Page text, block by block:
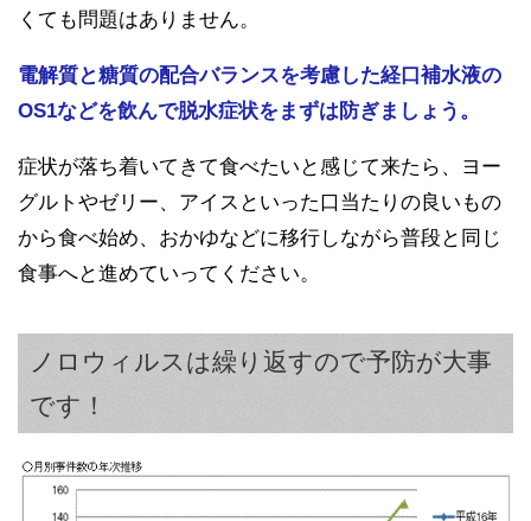
くても問題はありません。
電解質と糖質の配合バランスを考慮した経口補水液の
OS1などを飲んで脱水症状をまずは防ぎましょう。
症状が落ち着いてきて食べたいと感じて来たら、ヨー
グルトやゼリー、アイスといった口当たりの良いもの
から食べ始め、おかゆなどに移行しながら普段と同じ
食事へと進めていってください。
ノロウィルスは繰り返すので予防が大事
です！